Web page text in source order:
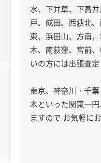
水、下井草、下高
戸、成田、西荻北
東、浜田山、方南
木、南荻窪、宮前
いの方には出張査
東京、神奈川・千
木といった関東一
ますので お気軽に